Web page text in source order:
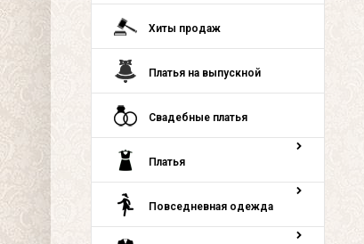
Хиты продаж
Платья на выпускной
Свадебные платья
Платья
Повседневная одежда